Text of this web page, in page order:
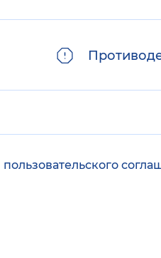
пользовательского